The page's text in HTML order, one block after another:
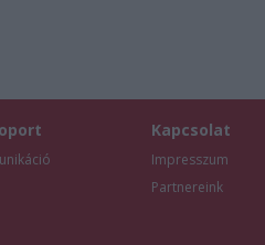
Kapcsolat
Impresszum
Partnereink